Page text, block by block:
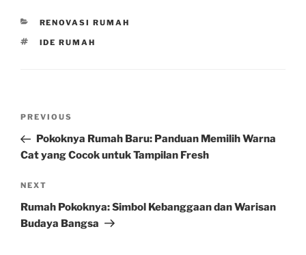
CATEGORIES
RENOVASI RUMAH
TAGS
IDE RUMAH
Previous
Post
PREVIOUS
Pokoknya Rumah Baru: Panduan Memilih Warna
Cat yang Cocok untuk Tampilan Fresh
Next
Post
NEXT
Rumah Pokoknya: Simbol Kebanggaan dan Warisan
Budaya Bangsa